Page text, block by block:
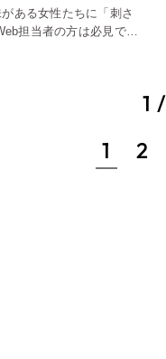
AI倫理ポリシー
ク
ある女性たちに「刺さ
担当者の方は必見で
1
1
2